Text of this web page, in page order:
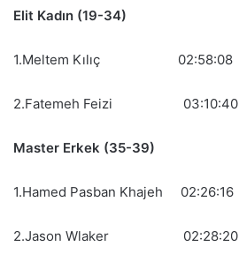
Elit Kadın (19-34)
1.Meltem Kılıç 02:58:08
2.Fatemeh Feizi 03:10:40
Master Erkek (35-39)
1.Hamed Pasban Khajeh 02:26:16
2.Jason Wlaker 02:28:20